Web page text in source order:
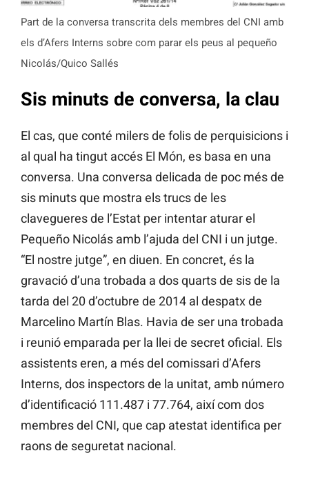
Part de la conversa transcrita dels membres del CNI amb
els d’Afers Interns sobre com parar els peus al pequeño
Nicolás/Quico Sallés
Sis minuts de conversa, la clau
El cas, que conté milers de folis de perquisicions i
al qual ha tingut accés El Món, es basa en una
conversa. Una conversa delicada de poc més de
sis minuts que mostra els trucs de les
clavegueres de l’Estat per intentar aturar el
Pequeño Nicolás amb l’ajuda del CNI i un jutge.
“El nostre jutge”, en diuen. En concret, és la
gravació d’una trobada a dos quarts de sis de la
tarda del 20 d’octubre de 2014 al despatx de
Marcelino Martín Blas. Havia de ser una trobada
i reunió emparada per la llei de secret oficial. Els
assistents eren, a més del comissari d’Afers
Interns, dos inspectors de la unitat, amb número
d’identificació 111.487 i 77.764, així com dos
membres del CNI, que cap atestat identifica per
raons de seguretat nacional.